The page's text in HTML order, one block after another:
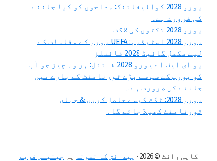
یورو 2028 کوالیفائنگ: مداحوں کو کیا جاننے
کی ضرورت ہے۔
یورو 2028 ٹکٹوں کی لاگت
یورو 2028 اسٹیڈیم: UEFA یورو کے مقامات کے
لیے مکمل گائیڈ 2028 فائنلز
یو ای ایف اے یورو 2028 فائنل: ہر وہ چیز جو آپ
کو یورپ کے سب سے بڑے ٹورنامنٹ کے بارے میں
جاننے کی ضرورت ہے۔
یورو 2028: ٹکٹ کیسے حاصل کریں & جہاں
ٹورنامنٹ کھیلا جائے گا۔
کاپی رائٹ © 2026 · پیدائش کا نمونہ پر جینیسس فریم